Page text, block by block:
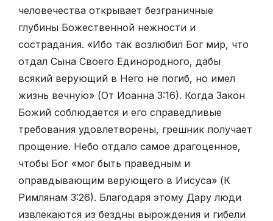
человечества открывает безграничные
глубины Божественной нежности и
сострадания. «Ибо так возлюбил Бог мир, что
отдал Сына Своего Единородного, дабы
всякий верующий в Него не погиб, но имел
жизнь вечную» (От Иоанна 3:16). Когда Закон
Божий соблюдается и его справедливые
требования удовлетворены, грешник получает
прощение. Небо отдало самое драгоценное,
чтобы Бог «мог быть праведным и
оправдывающим верующего в Иисуса» (К
Римлянам 3:26). Благодаря этому Дару люди
извлекаются из бездны вырождения и гибели